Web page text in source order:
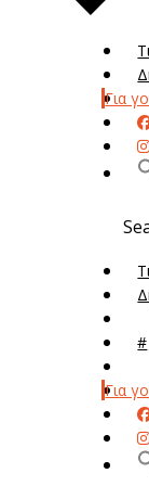
Για
#
Για